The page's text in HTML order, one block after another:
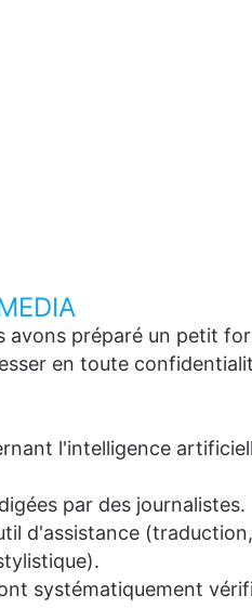
avons préparé un petit
en toute
l'intelligence
par des journalistes.
d'assistance
systématiquement